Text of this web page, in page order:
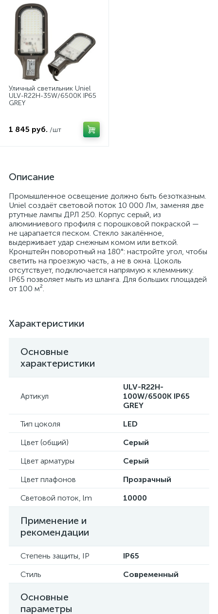
Уличный светильник Uniel
ULV-R22H-35W/6500K IP65
GREY
1 845 руб. /шт
Описание
Промышленное освещение должно быть безотказным.
Uniel создаёт световой поток 10 000 Лм, заменяя две
ртутные лампы ДРЛ 250. Корпус серый, из
алюминиевого профиля с порошковой покраской —
не царапается песком. Стекло закалённое,
выдерживает удар снежным комом или веткой.
Кронштейн поворотный на 180°: настройте угол, чтобы
светить на проезжую часть, а не в окна. Цоколь
отсутствует, подключается напрямую к клеммнику.
IP65 позволяет мыть из шланга. Для больших площадей
от 100 м².
Характеристики
Основные
характеристики
Артикул
ULV-R22H-
100W/6500K IP65
GREY
Тип цоколя
LED
Цвет (общий)
Серый
Цвет арматуры
Серый
Цвет плафонов
Прозрачный
Световой поток, lm
10000
Применение и
рекомендации
Степень защиты, IP
IP65
Стиль
Современный
Основные
параметры